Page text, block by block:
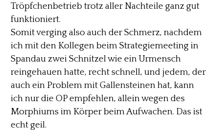
Tröpfchenbetrieb trotz aller Nachteile ganz gut
funktioniert.
Somit verging also auch der Schmerz, nachdem
ich mit den Kollegen beim Strategiemeeting in
Spandau zwei Schnitzel wie ein Urmensch
reingehauen hatte, recht schnell, und jedem, der
auch ein Problem mit Gallensteinen hat, kann
ich nur die OP empfehlen, allein wegen des
Morphiums im Körper beim Aufwachen. Das ist
echt geil.